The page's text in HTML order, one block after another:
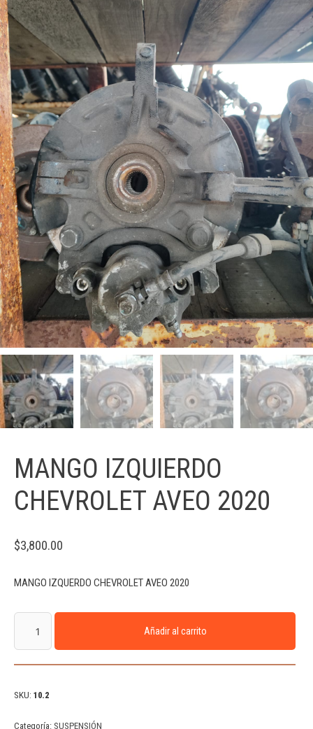
MANGO IZQUIERDO
CHEVROLET AVEO 2020
$3,800.00
MANGO IZQUERDO CHEVROLET AVEO 2020
Añadir al carrito
SKU: 10.2
Categoría: SUSPENSIÓN